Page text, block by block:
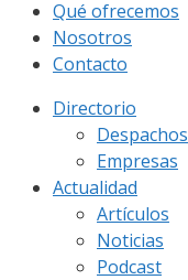
Qué ofrecemos
Nosotros
Contacto
Directorio
Despachos
Empresas
Actualidad
Artículos
Noticias
Podcast